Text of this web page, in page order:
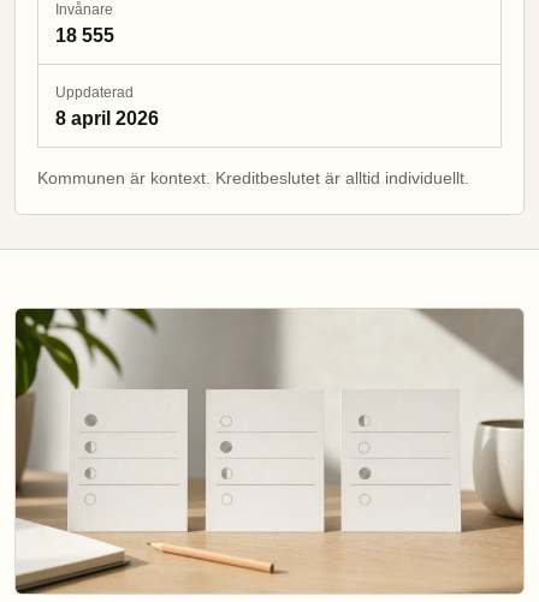
Invånare
18 555
Uppdaterad
8 april 2026
Kommunen är kontext. Kreditbeslutet är alltid individuellt.